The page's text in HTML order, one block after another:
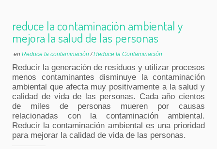
reduce la contaminación ambiental y
mejora la salud de las personas
en Reduce la contaminación/Reduce la Contaminación
Reducir la generación de residuos y utilizar procesos
menos contaminantes disminuye la contaminación
ambiental que afecta muy positivamente a la salud y
calidad de vida de las personas. Cada año cientos
de miles de personas mueren por causas
relacionadas con la contaminación ambiental.
Reducir la contaminación ambiental es una prioridad
para mejorar la calidad de vida de las personas.